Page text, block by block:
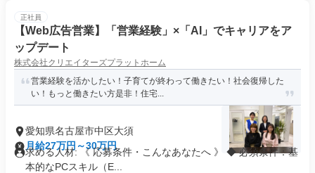
正社員
【Web広告営業】「営業経験」×「AI」でキャリアをア
ップデート
株式会社クリエイターズプラットホーム
営業経験を活かしたい！子育てが終わって働きたい！社会復帰した
い！もっと働きたい方是非！住宅...
愛知県名古屋市中区大須
月給27万円～30万円
求める人材: 《 応募条件・こんなあなたへ 》 ◆ 必須条件：基
本的なPCスキル（E...